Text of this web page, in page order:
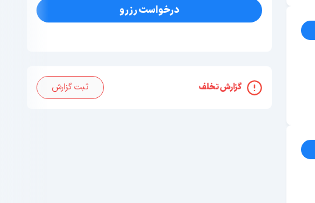
درخواست رزرو
گزارش تخلف ثبت گزارش